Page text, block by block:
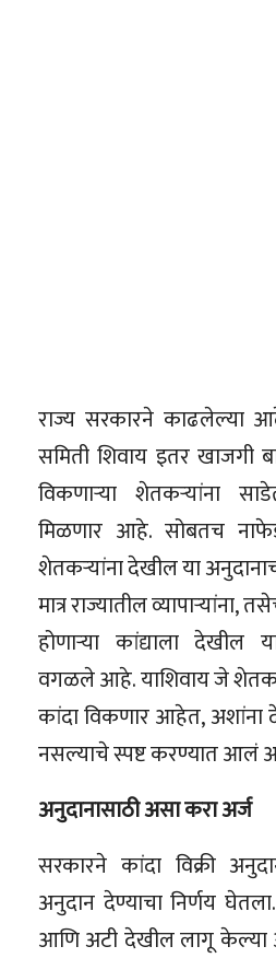
राज्य सरकारने काढलेल्या
समिती शिवाय इतर खाजगी
विकणाऱ्या शेतकऱ्यांना
मिळणार आहे. सोबतच
शेतकऱ्यांना देखील या
मात्र राज्यातील
होणाऱ्या कांद्याला
वगळले आहे. याशिवाय जे
कांदा विकणार आहेत, अशांना
नसल्याचे स्पष्ट करण्यात आलं
अनुदानासाठी असा करा अर्ज
सरकारने कांदा विक्री
अनुदान देण्याचा निर्णय
आणि अटी देखील लागू केल्या